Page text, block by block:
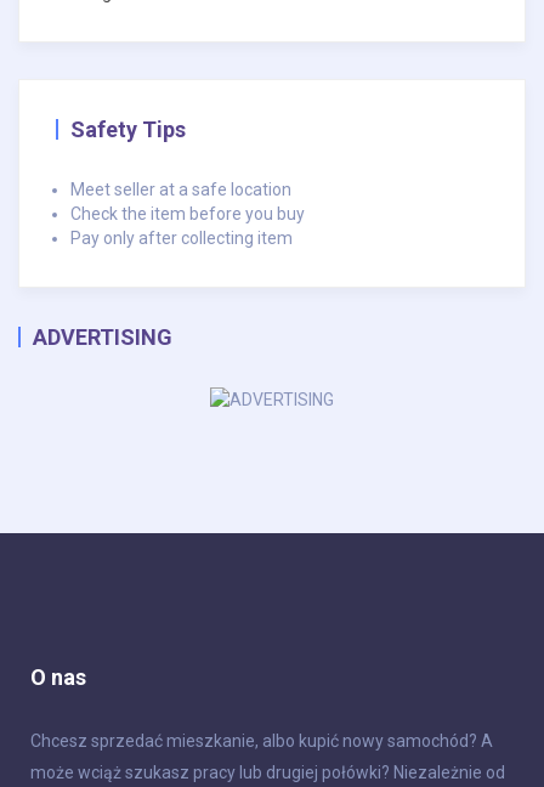
Safety Tips
Meet seller at a safe location
Check the item before you buy
Pay only after collecting item
ADVERTISING
O nas
Chcesz sprzedać mieszkanie, albo kupić nowy samochód? A
może wciąż szukasz pracy lub drugiej połówki? Niezależnie od